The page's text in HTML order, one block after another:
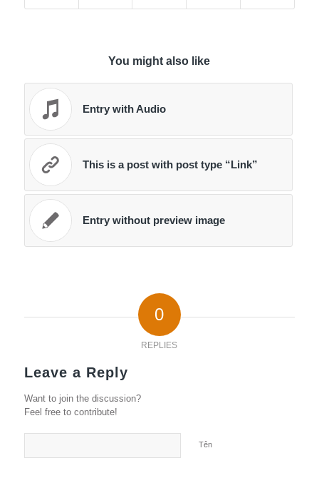
You might also like
Entry with Audio
This is a post with post type “Link”
Entry without preview image
0
REPLIES
Leave a Reply
Want to join the discussion?
Feel free to contribute!
Tên